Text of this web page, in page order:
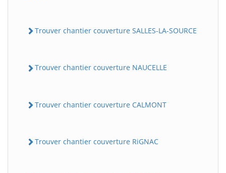
Trouver chantier couverture SALLES-LA-SOURCE
Trouver chantier couverture NAUCELLE
Trouver chantier couverture CALMONT
Trouver chantier couverture RiGNAC